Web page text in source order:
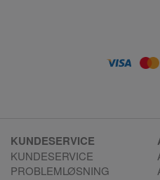
KUNDESERVICE
KUNDESERVICE
PROBLEMLØSNING